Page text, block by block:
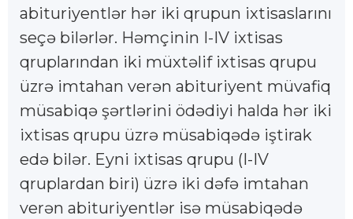
abituriyentlər hər iki qrupun ixtisaslarını
seçə bilərlər. Həmçinin I-IV ixtisas
qruplarından iki müxtəlif ixtisas qrupu
üzrə imtahan verən abituriyent müvafiq
müsabiqə şərtlərini ödədiyi halda hər iki
ixtisas qrupu üzrə müsabiqədə iştirak
edə bilər. Eyni ixtisas qrupu (I-IV
qruplardan biri) üzrə iki dəfə imtahan
verən abituriyentlər isə müsabiqədə